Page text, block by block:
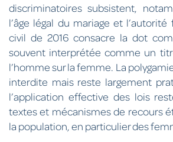
discriminatoires subsistent,
l’âge légal du mariage et
civil de 2016 consacre la dot
souvent interprétée comme un
l’homme sur la femme. La
interdite mais reste largement
l’application effective des lois
textes et mécanismes de recours
la population, en particulier des